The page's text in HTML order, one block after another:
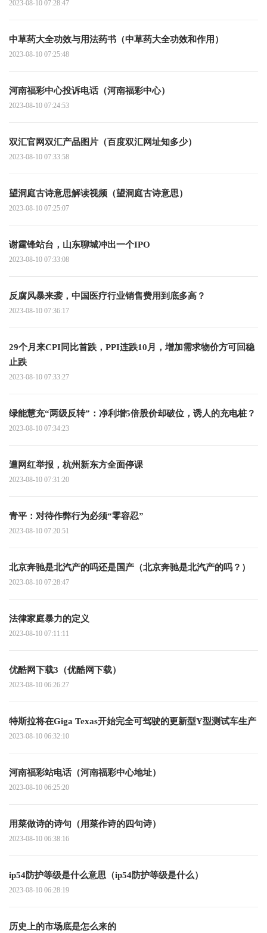
2023-08-10 07:28:47
中草药大全功效与用法药书（中草药大全功效和作用）
2023-08-10 07:25:48
河南福彩中心投诉电话（河南福彩中心）
2023-08-10 07:24:53
双汇官网双汇产品图片（百度双汇网址知多少）
2023-08-10 07:33:58
望洞庭古诗意思解读视频（望洞庭古诗意思）
2023-08-10 07:25:07
谢霆锋站台，山东聊城冲出一个IPO
2023-08-10 07:33:08
反腐风暴来袭，中国医疗行业销售费用到底多高？
2023-08-10 07:36:17
29个月来CPI同比首跌，PPI连跌10月，增加需求物价方可回稳
止跌
2023-08-10 07:33:27
绿能慧充“两级反转”：净利增5倍股价却破位，诱人的充电桩？
2023-08-10 07:34:23
遭网红举报，杭州新东方全面停课
2023-08-10 07:31:20
青平：对待作弊行为必须“零容忍”
2023-08-10 07:20:51
北京奔驰是北汽产的吗还是国产（北京奔驰是北汽产的吗？）
2023-08-10 07:28:47
法律家庭暴力的定义
2023-08-10 07:11:11
优酷网下载3（优酷网下载）
2023-08-10 06:26:27
特斯拉将在Giga Texas开始完全可驾驶的更新型Y型测试车生产
2023-08-10 06:32:10
河南福彩站电话（河南福彩中心地址）
2023-08-10 06:25:20
用菜做诗的诗句（用菜作诗的四句诗）
2023-08-10 06:38:16
ip54防护等级是什么意思（ip54防护等级是什么）
2023-08-10 06:28:19
历史上的市场底是怎么来的